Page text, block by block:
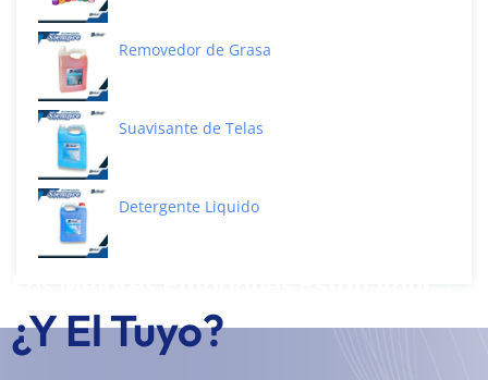
Removedor de Grasa
Suavisante de Telas
Detergente Liquido
¿Y El Tuyo?